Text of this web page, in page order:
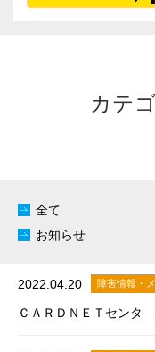
カテ
全て
お知らせ
2022.04.20 障害情報・
ＣＡＲＤＮＥＴセンタ